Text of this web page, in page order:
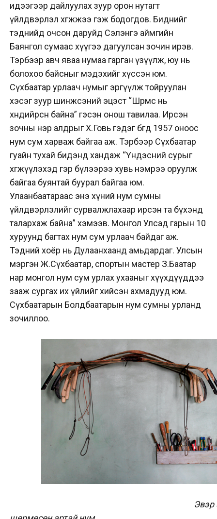
идээгээр дайлуулах зуур орон нутагт
үйлдвэрлэл хөгжжээ гэж бодогдов. Биднийг
тэднийд очсон даруйд Сэлэнгэ аймгийн
Баянгол сумаас хүүгээ дагуулсан зочин ирэв.
Тэрбээр авч яваа нумаа гарган үзүүлж, юу нь
болохоо байсныг мэдэхийг хүссэн юм.
Сүхбаатар урлаач нумыг эргүүлж тойруулан
хэсэг зуур шинжсэний эцэст “Шөрмөс нь
хөндийрсөн байна” гэсэн онош тавилаа. Ирсэн
зочны нэр алдрыг Х.Говь гэдэг бөгөөд 1957 оноос
нум сум харваж байгаа аж. Тэрбээр Сүхбаатар
гуайн тухай бидэнд хандаж “Үндэсний сурыг
хөгжүүлэхэд гэр бүлээрээ хувь нэмрээ оруулж
байгаа буянтай буурал байгаа юм.
Улаанбаатараас энэ хүний нум сумны
үйлдвэрлэлийг сурвалжлахаар ирсэн та бүхэнд
талархаж байна” хэмээв. Монгол Улсад гарын 10
хуруунд багтах нум сум урлаач байдаг аж.
Тэдний хоёр нь Дулаанхаанд амьдардаг. Улсын
мэргэн Ж.Сүхбаатар, спортын мастер З.Баатар
нар монгол нум сум урлах ухааныг хүүхдүүддээ
зааж сургах их үйлийг хийсэн ахмадууд юм.
Сүхбаатарын Болдбаатарын нум сумны урланд
зочиллоо.
Эвэр